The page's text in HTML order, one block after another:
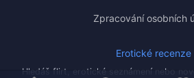
Zpracování osobních
Erotické recenze
Hledáš flirt, erotické seznámení nebo